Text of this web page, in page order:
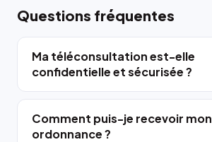
Questions fréquentes
Ma téléconsultation est-elle
confidentielle et sécurisée ?
Comment puis-je recevoir mon
ordonnance ?